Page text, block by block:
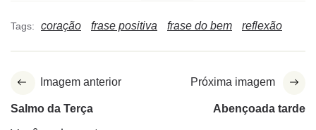
Tags: coração frase positiva frase do bem reflexão
Imagem anterior
Salmo da Terça
Próxima imagem
Abençoada tarde